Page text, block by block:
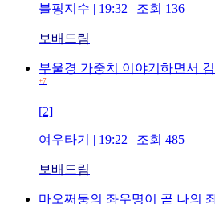
블핑지수 | 19:32 | 조회 136 |
보배드림
부울경 가중치 이야기하면서
+7
[2]
여우타기 | 19:22 | 조회 485 |
보배드림
마오쩌둥의 좌우명이 곧 나의